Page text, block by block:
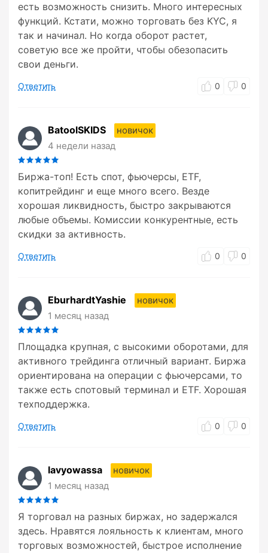
есть возможность снизить. Много интересных
функций. Кстати, можно торговать без KYC, я
так и начинал. Но когда оборот растет,
советую все же пройти, чтобы обезопасить
свои деньги.
Ответить 0 0
BatoolSKIDS
новичок
4 недели назад
Биржа-топ! Есть спот, фьючерсы, ETF,
копитрейдинг и еще много всего. Везде
хорошая ликвидность, быстро закрываются
любые объемы. Комиссии конкурентные, есть
скидки за активность.
Ответить 0 0
EburhardtYashie
новичок
1 месяц назад
Площадка крупная, с высокими оборотами, для
активного трейдинга отличный вариант. Биржа
ориентирована на операции с фьючерсами, то
также есть спотовый терминал и ETF. Хорошая
техподдержка.
Ответить 0 0
lavyowassa
новичок
1 месяц назад
Я торговал на разных биржах, но задержался
здесь. Нравятся лояльность к клиентам, много
торговых возможностей, быстрое исполнение